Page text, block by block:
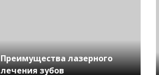
Преимущества лазерного
лечения зубов